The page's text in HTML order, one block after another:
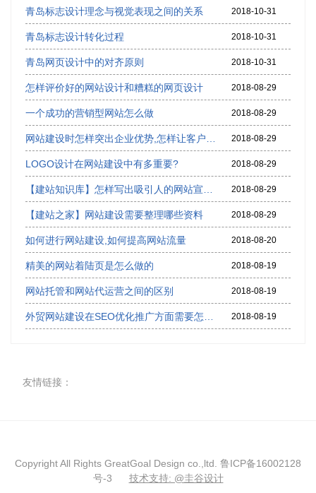
青岛标志设计理念与视觉表现之间的关系 2018-10-31
青岛标志设计转化过程 2018-10-31
青岛网页设计中的对齐原则 2018-10-31
怎样评价好的网站设计和糟糕的网页设计 2018-08-29
一个成功的营销型网站怎么做 2018-08-29
网站建设时怎样突出企业优势,怎样让客户通过网站成交 2018-08-29
LOGO设计在网站建设中有多重要? 2018-08-29
【建站知识库】怎样写出吸引人的网站宣传语,网站广告语怎么写 2018-08-29
【建站之家】网站建设需要整理哪些资料 2018-08-29
如何进行网站建设,如何提高网站流量 2018-08-20
精美的网站着陆页是怎么做的 2018-08-19
网站托管和网站代运营之间的区别 2018-08-19
外贸网站建设在SEO优化推广方面需要怎样布局 2018-08-19
友情链接：
Copyright All Rights GreatGoal Design co.,ltd. 鲁ICP备16002128
号-3 技术支持: @圭谷设计